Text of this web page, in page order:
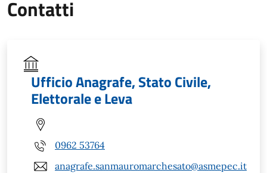
Contatti
Ufficio Anagrafe, Stato Civile,
Elettorale e Leva
0962 53764
anagrafe.sanmauromarchesato@asmepec.it